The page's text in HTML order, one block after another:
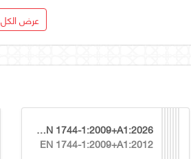
عرض الكل
GSO EN 1744-1:2009+A1:2026
EN 1744-1:2009+A1:2012